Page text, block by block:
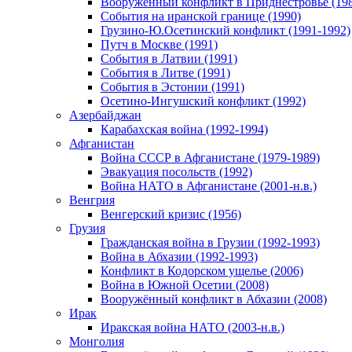
События на иранской границе (1990)
Грузино-Ю.Осетинский конфликт (1991-1992)
Путч в Москве (1991)
События в Латвии (1991)
События в Литве (1991)
События в Эстонии (1991)
Осетино-Ингушский конфликт (1992)
Азербайджан
Карабахская война (1992-1994)
Афганистан
Война СССР в Афганистане (1979-1989)
Эвакуация посольств (1992)
Война НАТО в Афганистане (2001-н.в.)
Венгрия
Венгерский кризис (1956)
Грузия
Гражданская война в Грузии (1992-1993)
Война в Абхазии (1992-1993)
Конфликт в Кодорском ущелье (2006)
Война в Южной Осетии (2008)
Вооружённый конфликт в Абхазии (2008)
Ирак
Иракская война НАТО (2003-н.в.)
Монголия